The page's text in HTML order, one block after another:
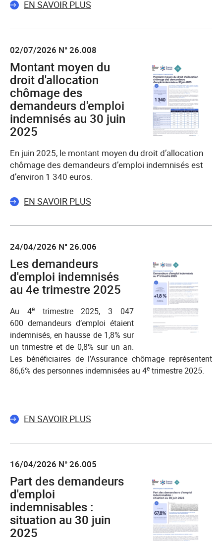
EN SAVOIR PLUS
02/07/2026 N° 26.008
Montant moyen du
droit d'allocation
chômage des
demandeurs d'emploi
indemnisés au 30 juin
2025
En juin 2025, le montant moyen du droit d’allocation
chômage des demandeurs d’emploi indemnisés est
d’environ 1 340 euros.
EN SAVOIR PLUS
24/04/2026 N° 26.006
Les demandeurs
d'emploi indemnisés
au 4e trimestre 2025
Au 4etrimestre 2025, 3 047
600 demandeurs d’emploi étaient
indemnisés, en hausse de 1,8% sur
un trimestre et de 0,8% sur un an.
Les bénéficiaires de l’Assurance chômage représentent
86,6% des personnes indemnisées au 4e trimestre 2025.
EN SAVOIR PLUS
16/04/2026 N° 26.005
Part des demandeurs
d'emploi
indemnisables :
situation au 30 juin
2025